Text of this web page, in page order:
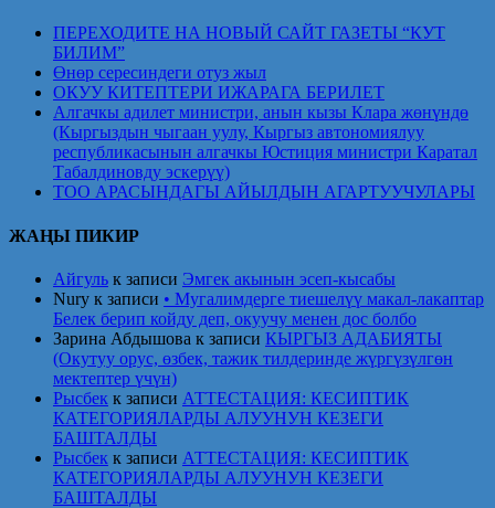
ПЕРЕХОДИТЕ НА НОВЫЙ САЙТ ГАЗЕТЫ “КУТ
БИЛИМ”
Өнөр сересиндеги отуз жыл
ОКУУ КИТЕПТЕРИ ИЖАРАГА БЕРИЛЕТ
Алгачкы адилет министри, анын кызы Клара жөнүндө
(Кыргыздын чыгаан уулу, Кыргыз автономиялуу
республикасынын алгачкы Юстиция министри Каратал
Табалдиновду эскерүү)
ТОО АРАСЫНДАГЫ АЙЫЛДЫН АГАРТУУЧУЛАРЫ
ЖАҢЫ ПИКИР
Айгуль к записи Эмгек акынын эсеп-кысабы
Nury к записи • Мугалимдерге тиешелүү макал-лакаптар
Белек берип койду деп, окуучу менен дос болбо
Зарина Абдышова к записи КЫРГЫЗ АДАБИЯТЫ
(Окутуу орус, өзбек, тажик тилдеринде жүргүзүлгөн
мектептер үчүн)
Рысбек к записи АТТЕСТАЦИЯ: КЕСИПТИК
КАТЕГОРИЯЛАРДЫ АЛУУНУН КЕЗЕГИ
БАШТАЛДЫ
Рысбек к записи АТТЕСТАЦИЯ: КЕСИПТИК
КАТЕГОРИЯЛАРДЫ АЛУУНУН КЕЗЕГИ
БАШТАЛДЫ